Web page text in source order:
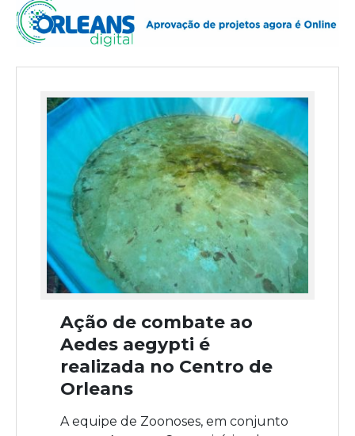
Ação de combate ao
Aedes aegypti é
realizada no Centro de
Orleans
A equipe de Zoonoses, em conjunto